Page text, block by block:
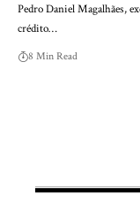
Pedro Daniel Magalhães,
crédito…
8 Min Read